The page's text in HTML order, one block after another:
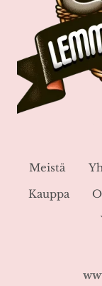
Meistä
Kauppa